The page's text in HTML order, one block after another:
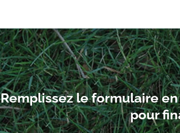
Remplissez le formulaire
pour